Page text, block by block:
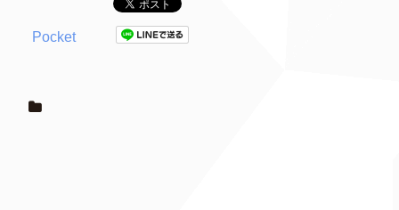
Pocket